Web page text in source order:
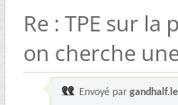
Re : TPE sur
on cherche
Envoyé par